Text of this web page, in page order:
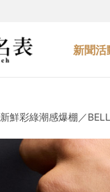
新聞活
新鮮彩綠潮感爆棚／